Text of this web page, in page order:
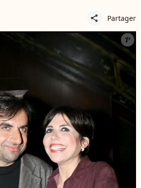
share Partager